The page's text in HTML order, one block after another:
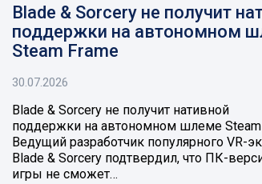
Blade & Sorcery не получит
поддержки на автономном
Steam Frame
30.07.2026
Blade & Sorcery не получит нативной
поддержки на автономном шлеме Steam
Ведущий разработчик популярного VR-
Blade & Sorcery подтвердил, что ПК-
игры не сможет…